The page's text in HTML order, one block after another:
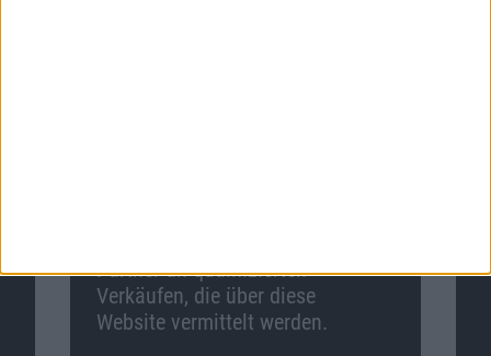
Partner an qualifizierten
Verkäufen, die über diese
Website vermittelt werden.